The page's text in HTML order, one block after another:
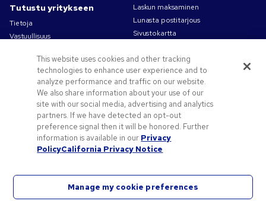
Tutustu yritykseen
Tietoja
Vastuullisuus
Käyttöehdot
Myyntiehdot
Työpaikat – Pens.com
Tarjouksia ja tietoa
Liikelahjat
Kampanjakoodit ja kupongit
Vinkkejä painatuksen suunnitteluun
Laskun maksaminen
Lunasta postitarjous
Sivustokartta
This website uses cookies and other tracking
technologies to enhance user experience and to
analyze performance and traffic on our website.
We also share information about your use of our
site with our social media, advertising and analytics
partners. If we have detected an opt-out
preference signal then it will be honored. Further
information is available in our Privacy
PolicyCalifornia Privacy Notice
Manage my cookie preferences